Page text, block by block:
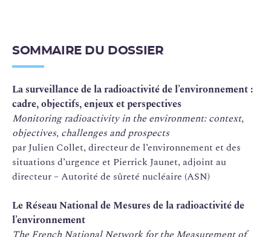
SOMMAIRE DU DOSSIER
La surveillance de la radioactivité de l’environnement :
cadre, objectifs, enjeux et perspectives
Monitoring radioactivity in the environment: context,
objectives, challenges and prospects
par Julien Collet, directeur de l’environnement et des
situations d’urgence et Pierrick Jaunet, adjoint au
directeur – Autorité de sûreté nucléaire (ASN)
Le Réseau National de Mesures de la radioactivité de
l’environnement